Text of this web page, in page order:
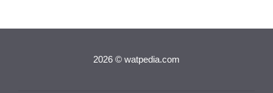
2026 © watpedia.com